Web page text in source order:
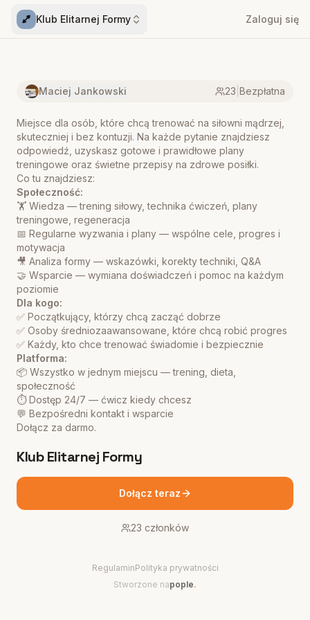
Klub Elitarnej Formy Zaloguj się
Maciej Jankowski 23 Bezpłatna
Miejsce dla osób, które chcą trenować na siłowni mądrzej,
skuteczniej i bez kontuzji. Na każde pytanie znajdziesz
odpowiedź, uzyskasz gotowe i prawidłowe plany
treningowe oraz świetne przepisy na zdrowe posiłki.
Co tu znajdziesz:
Społeczność:
🏋️ Wiedza — trening siłowy, technika ćwiczeń, plany
treningowe, regeneracja
📅 Regularne wyzwania i plany — wspólne cele, progres i
motywacja
🎥 Analiza formy — wskazówki, korekty techniki, Q&A
🤝 Wsparcie — wymiana doświadczeń i pomoc na każdym
poziomie
Dla kogo:
✅ Początkujący, którzy chcą zacząć dobrze
✅ Osoby średniozaawansowane, które chcą robić progres
✅ Każdy, kto chce trenować świadomie i bezpiecznie
Platforma:
📦 Wszystko w jednym miejscu — trening, dieta,
społeczność
⏱️ Dostęp 24/7 — ćwicz kiedy chcesz
💬 Bezpośredni kontakt i wsparcie
Dołącz za darmo.
Klub Elitarnej Formy
Dołącz teraz
23 członków
RegulaminPolityka prywatności
Stworzone napople.